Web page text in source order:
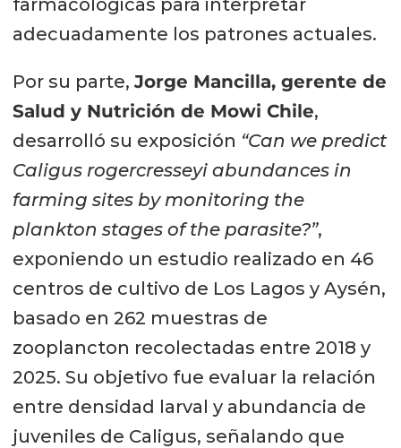
farmacológicas para interpretar
adecuadamente los patrones actuales.
Por su parte, Jorge Mancilla, gerente de
Salud y Nutrición de Mowi Chile,
desarrolló su exposición “Can we predict
Caligus rogercresseyi abundances in
farming sites by monitoring the
plankton stages of the parasite?”,
exponiendo un estudio realizado en 46
centros de cultivo de Los Lagos y Aysén,
basado en 262 muestras de
zooplancton recolectadas entre 2018 y
2025. Su objetivo fue evaluar la relación
entre densidad larval y abundancia de
juveniles de Caligus, señalando que